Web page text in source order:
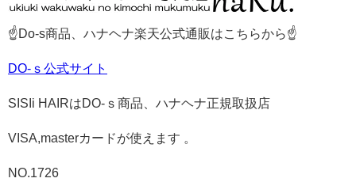
☝Do-s商品、ハナヘナ楽天公式通販はこちらから☝
DO-ｓ公式サイト
SISIi HAIRはDO-ｓ商品、ハナヘナ正規取扱店
VISA,masterカードが使えます 。
NO.1726